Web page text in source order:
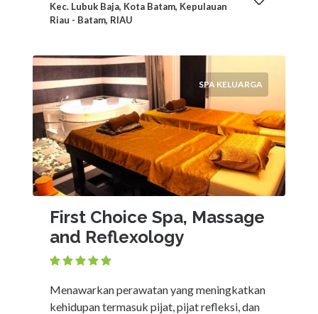
Kec. Lubuk Baja, Kota Batam, Kepulauan
Riau - Batam, RIAU
SPA KELUARGA
First Choice Spa, Massage
and Reflexology
Menawarkan perawatan yang meningkatkan
kehidupan termasuk pijat, pijat refleksi, dan